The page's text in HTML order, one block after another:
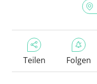
Teilen Folgen